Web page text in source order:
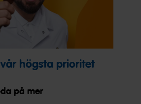
högsta prioritet
på mer